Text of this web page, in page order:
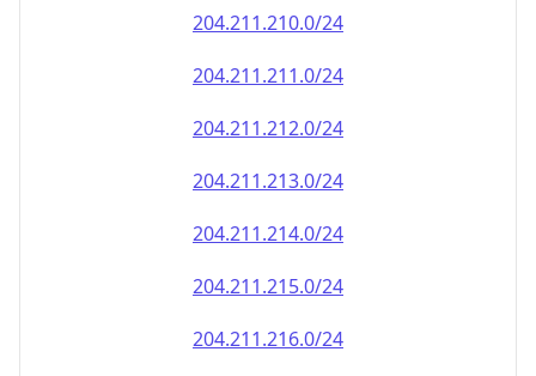
204.211.210.0/24
204.211.211.0/24
204.211.212.0/24
204.211.213.0/24
204.211.214.0/24
204.211.215.0/24
204.211.216.0/24